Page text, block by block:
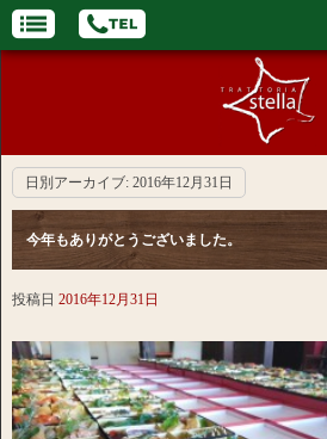
日別アーカイブ: 2016年12月31日
今年もありがとうございました。
投稿日 2016年12月31日